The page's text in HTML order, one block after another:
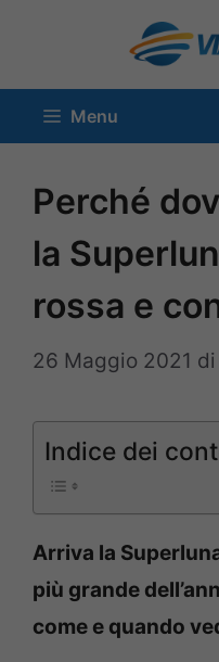
contenuto
Menu
Perché
la
rossa e
26 Maggio 2021 di
Indice dei
Arriva la
più grande
come e quando